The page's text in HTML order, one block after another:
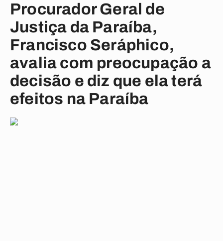
Procurador Geral de
Justiça da Paraíba,
Francisco Seráphico,
avalia com preocupação a
decisão e diz que ela terá
efeitos na Paraíba